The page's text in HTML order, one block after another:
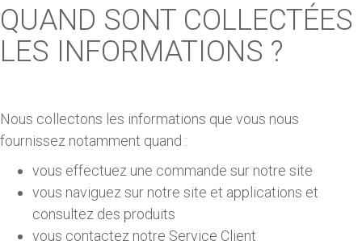
QUAND SONT COLLECTÉES
LES INFORMATIONS ?
Nous collectons les informations que vous nous
fournissez notamment quand :
vous effectuez une commande sur notre site
vous naviguez sur notre site et applications et
consultez des produits
vous contactez notre Service Client